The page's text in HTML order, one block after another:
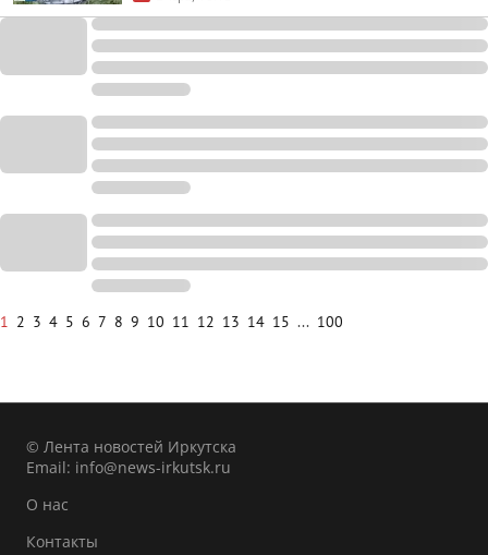
1 2 3 4 5 6 7 8 9 10 11 12 13 14 15 ... 100
© Лента новостей Иркутска
Email: info@news-irkutsk.ru
О нас
Контакты